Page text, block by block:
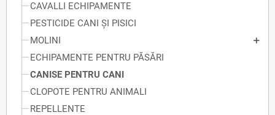
CAVALLI ECHIPAMENTE
PESTICIDE CANI ȘI PISICI
MOLINI
ECHIPAMENTE PENTRU PĂSĂRI
CANISE PENTRU CANI
CLOPOTE PENTRU ANIMALI
REPELLENTE